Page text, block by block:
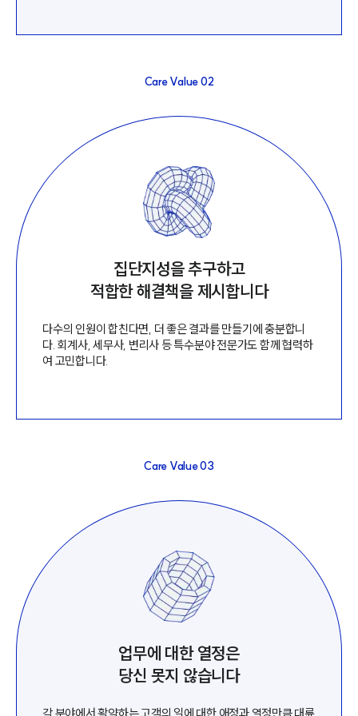
법률정보
업무분야
전체
구성원 소개
엔터테인먼트전문변호사
언론보도
세미나
대륜법률상담예약
대륜법률상담예약
Care Value02
집단지성을 추구하고
적합한 해결책을 제시합니다
다수의 인원이 합친다면, 더 좋은 결과를 만들기에 충분합니
다. 회계사, 세무사, 변리사 등 특수분야 전문가도 함께 협력하
여 고민합니다.
Care Value03
업무에 대한 열정은
당신 못지 않습니다